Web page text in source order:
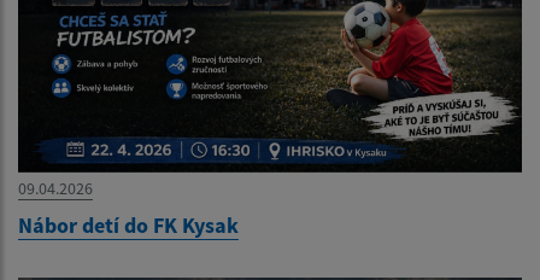
09.04.2026
Nábor detí do FK Kysak